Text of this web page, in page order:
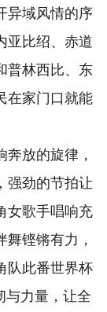
域风情的序
亚比绍、赤道
普林西比、东
在家门口就能
放的旋律，
强劲的节拍让
女歌手唱响充
铿锵有力，
队此番世界杯
与力量，让全